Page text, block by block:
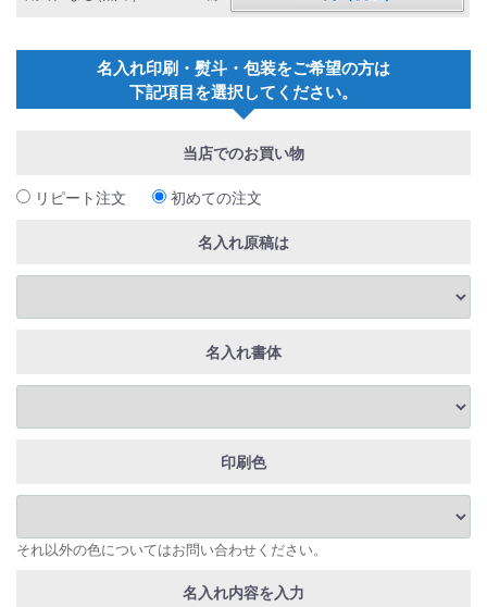
名入れ印刷・熨斗・包装をご希望の方は
下記項目を選択してください。
当店でのお買い物
リピート注文 初めての注文
名入れ原稿は
名入れ書体
印刷色
それ以外の色についてはお問い合わせください。
名入れ内容を入力